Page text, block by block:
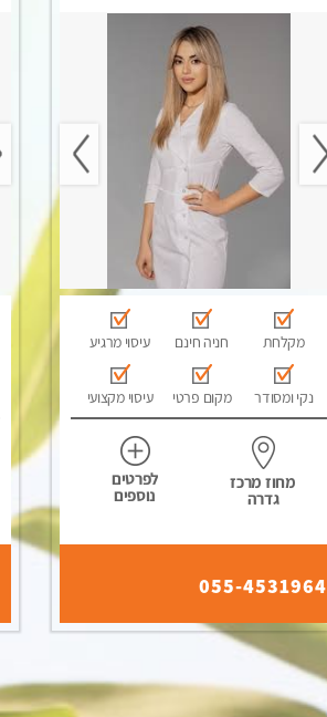
מקלחת חניה חינם עיסוי מרגיע
נקי ומסודר מקום פרטי עיסוי מקצועי
מחוז מרכז
גדרה
לפרטים
נוספים
055-4531964